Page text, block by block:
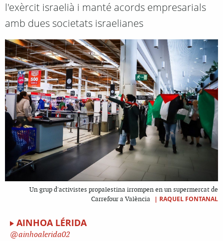
l'exèrcit israelià i manté acords empresarials
amb dues societats israelianes
Un grup d'activistes propalestina irrompen en un supermercat de
Carrefour a València
| RAQUEL FONTANAL
AINHOA LÉRIDA
ainhoalerida02